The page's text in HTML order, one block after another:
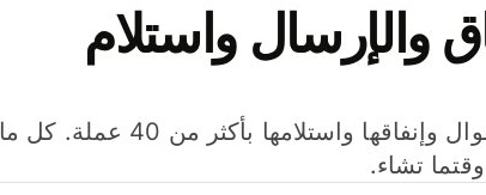
والإرسال واستلام
وفّر المال عند إرسال الأموال وإنفاقها واستلامها بأكثر من 40 عملة. كل ما
تشاء.